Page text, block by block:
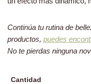
Continúa tu rutina de
productos, puedes
No te pierdas ninguna
Cantidad